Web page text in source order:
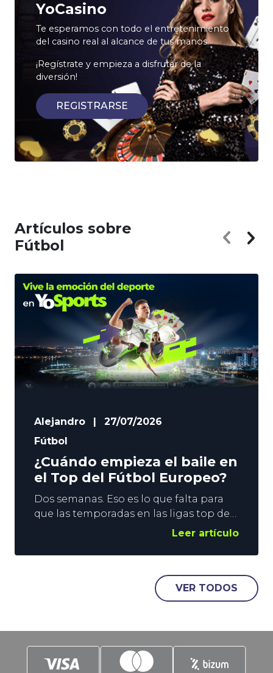
YoCasino
Te esperamos con todo el entretenimiento
del casino real al alcance de tus manos.
¡Regístrate y empieza a disfrutar de la
diversión!
REGISTRARSE
Artículos sobre
Fútbol
Alejandro
27/07/2026
Fútbol
¿Cuándo empieza el baile en
el Top del Fútbol Europeo?
Dos semanas. Eso es lo que falta para
que las temporadas en las ligas top del
Fútbol Europeo se pongan en marcha.
levanta el telón en Inglaterra, Francia y
España, y una semana después le
llegará el turno a Alemania e Italia. En
Leer artículo
VER TODOS